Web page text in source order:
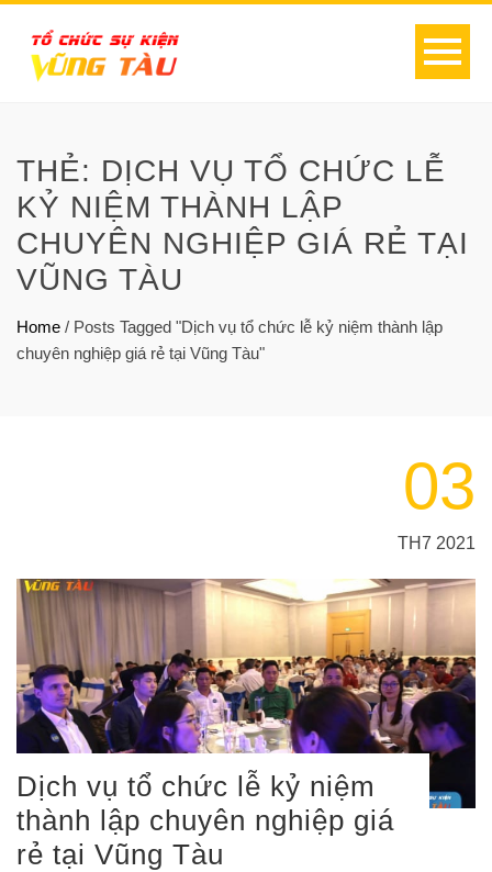
THẺ: DỊCH VỤ TỔ CHỨC LỄ
KỶ NIỆM THÀNH LẬP
CHUYÊN NGHIỆP GIÁ RẺ TẠI
VŨNG TÀU
Home / Posts Tagged "Dịch vụ tổ chức lễ kỷ niệm thành lập
chuyên nghiệp giá rẻ tại Vũng Tàu"
03
TH7 2021
Dịch vụ tổ chức lễ kỷ niệm
thành lập chuyên nghiệp giá
rẻ tại Vũng Tàu